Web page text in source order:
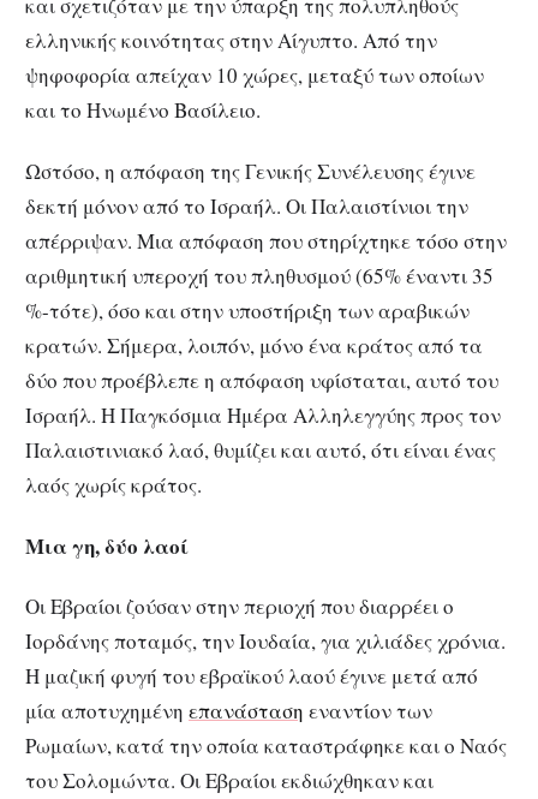
ελληνικής κοινότητας στην Αίγυπτο. Από την
ψηφοφορία απείχαν 10 χώρες, μεταξύ των οποίων
και το Ηνωμένο Βασίλειο.
Ωστόσο, η απόφαση της Γενικής Συνέλευσης έγινε
δεκτή μόνον από το Ισραήλ. Οι Παλαιστίνιοι την
απέρριψαν. Μια απόφαση που στηρίχτηκε τόσο στην
αριθμητική υπεροχή του πληθυσμού (65% έναντι 35
%-τότε), όσο και στην υποστήριξη των αραβικών
κρατών. Σήμερα, λοιπόν, μόνο ένα κράτος από τα
δύο που προέβλεπε η απόφαση υφίσταται, αυτό του
Ισραήλ. Η Παγκόσμια Ημέρα Αλληλεγγύης προς τον
Παλαιστινιακό λαό, θυμίζει και αυτό, ότι είναι ένας
λαός χωρίς κράτος.
Μια γη, δύο λαοί
Οι Εβραίοι ζούσαν στην περιοχή που διαρρέει ο
Ιορδάνης ποταμός, την Ιουδαία, για χιλιάδες χρόνια.
Η μαζική φυγή του εβραϊκού λαού έγινε μετά από
μία αποτυχημένη επανάσταση εναντίον των
Ρωμαίων, κατά την οποία καταστράφηκε και ο Ναός
του Σολομώντα. Οι Εβραίοι εκδιώχθηκαν και